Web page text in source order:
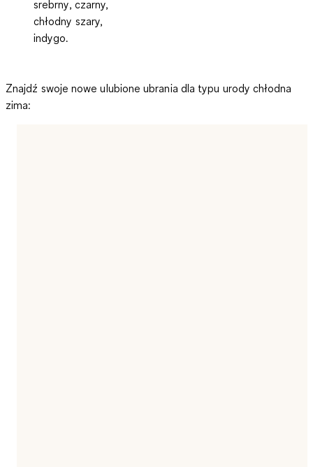
srebrny, czarny,
chłodny szary,
indygo.
Znajdź swoje nowe ulubione ubrania dla typu urody chłodna
zima: